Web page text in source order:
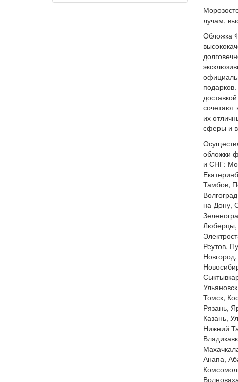
лучам,
Обложка
сочетают
их
сферы и
обложки
и СНГ:
Тамбов,
на-Дону,
Люберцы,
Реутов,
Томск,
Рязань,
Казань,
Нижний
Анапа,